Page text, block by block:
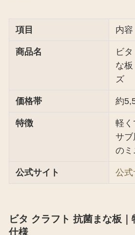
項目 内容
商品名
ビ
な
ズ
価格帯 約
特徴
軽く
サブ
のミ
公式サイト 公式
ビタ クラフト 抗菌まな板｜
仕様